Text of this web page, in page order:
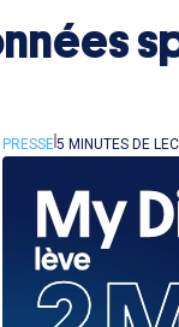
PRESSE5 MINUTES DE